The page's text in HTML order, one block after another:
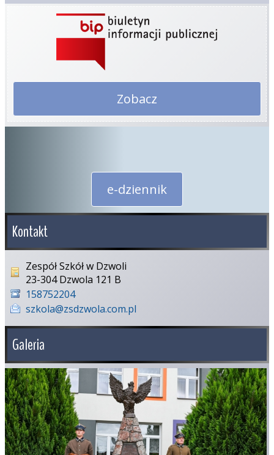
Zobacz
e-dziennik
Kontakt
Zespół Szkół w Dzwoli
23-304 Dzwola 121 B
158752204
szkola@zsdzwola.com.pl
Galeria